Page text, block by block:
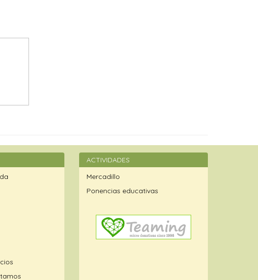
ACTIVIDADES
Mercadillo
Ponencias educativas